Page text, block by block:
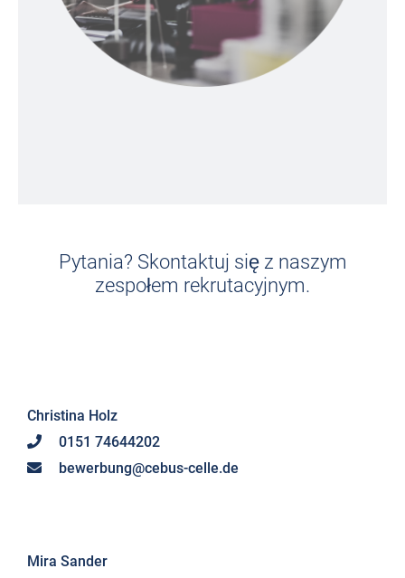
Pytania? Skontaktuj się z naszym
zespołem rekrutacyjnym.
Christina Holz
0151 74644202
bewerbung@cebus-celle.de
Mira Sander